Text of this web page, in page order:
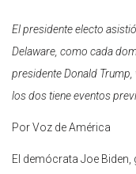
El presidente electo
Delaware, como cada
presidente Donald
los dos tiene eventos
Por Voz de América
El demócrata Joe